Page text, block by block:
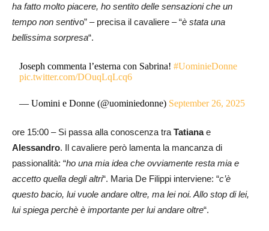
ha fatto molto piacere, ho sentito delle sensazioni che un
tempo non sentivo” – precisa il cavaliere – “è stata una
bellissima sorpresa“.
Joseph commenta l’esterna con Sabrina!#UominieDonne
pic.twitter.com/DOuqLqLcq6
— Uomini e Donne (@uominiedonne) September 26, 2025
ore 15:00 – Si passa alla conoscenza tra Tatianae
Alessandro. Il cavaliere però lamenta la mancanza di
passionalità: “ho una mia idea che ovviamente resta mia e
accetto quella degli altri“. Maria De Filippi interviene: “c’è
questo bacio, lui vuole andare oltre, ma lei noi. Allo stop di lei,
lui spiega perchè è importante per lui andare oltre“.